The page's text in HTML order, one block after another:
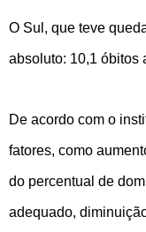
O Sul, que teve
absoluto: 10,1 óbitos
De acordo com o
fatores, como
do percentual de
adequado,